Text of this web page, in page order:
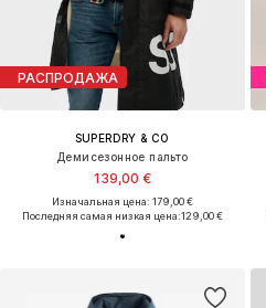
РАСПРОДАЖА
SUPERDRY & CO
Демисезонное пальто
139,00 €
Изначальная цена: 179,00 €
Последняя самая низкая цена:129,00 €